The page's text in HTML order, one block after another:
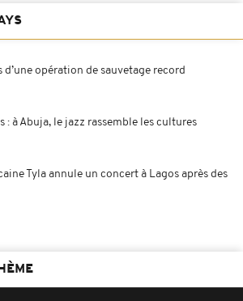
opération de sauvetage record
: à Abuja, le jazz rassemble les cultures
Tyla annule un concert à Lagos après des